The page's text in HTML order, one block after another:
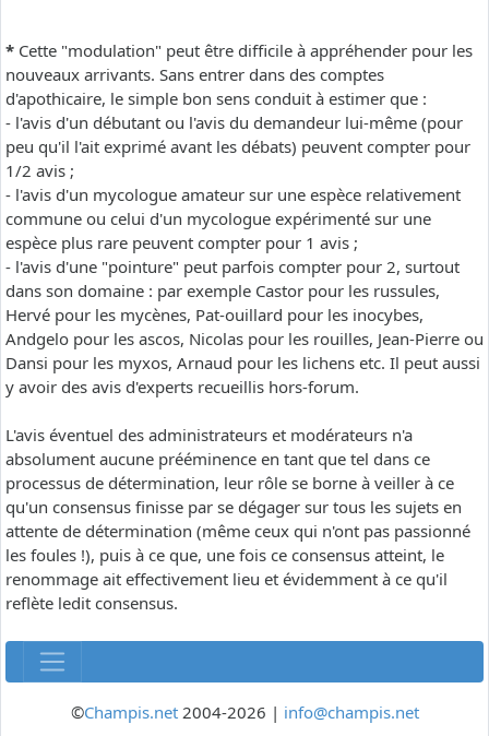
* Cette "modulation" peut être difficile à appréhender pour les
nouveaux arrivants. Sans entrer dans des comptes
d'apothicaire, le simple bon sens conduit à estimer que :
- l'avis d'un débutant ou l'avis du demandeur lui-même (pour
peu qu'il l'ait exprimé avant les débats) peuvent compter pour
1/2 avis ;
- l'avis d'un mycologue amateur sur une espèce relativement
commune ou celui d'un mycologue expérimenté sur une
espèce plus rare peuvent compter pour 1 avis ;
- l'avis d'une "pointure" peut parfois compter pour 2, surtout
dans son domaine : par exemple Castor pour les russules,
Hervé pour les mycènes, Pat-ouillard pour les inocybes,
Andgelo pour les ascos, Nicolas pour les rouilles, Jean-Pierre ou
Dansi pour les myxos, Arnaud pour les lichens etc. Il peut aussi
y avoir des avis d'experts recueillis hors-forum.
L'avis éventuel des administrateurs et modérateurs n'a
absolument aucune prééminence en tant que tel dans ce
processus de détermination, leur rôle se borne à veiller à ce
qu'un consensus finisse par se dégager sur tous les sujets en
attente de détermination (même ceux qui n'ont pas passionné
les foules !), puis à ce que, une fois ce consensus atteint, le
renommage ait effectivement lieu et évidemment à ce qu'il
reflète ledit consensus.
©Champis.net2004-2026 | info@champis.net